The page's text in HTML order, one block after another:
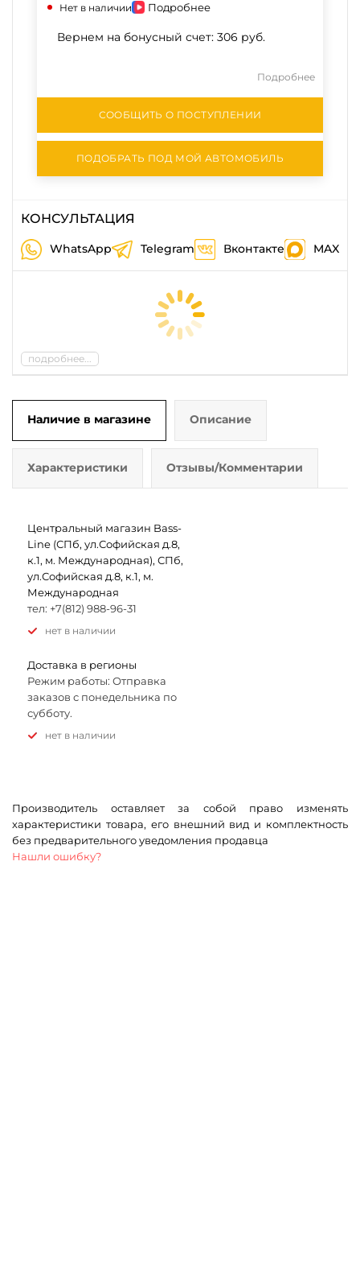
Нет в наличии Подробнее
Вернем на бонусный счет: 306 руб.
Подробнее
СООБЩИТЬ О ПОСТУПЛЕНИИ
ПОДОБРАТЬ ПОД МОЙ АВТОМОБИЛЬ
КОНСУЛЬТАЦИЯ
WhatsApp Telegram Вконтакте MAX
подробнее...
Наличие в магазине Описание
Характеристики Отзывы/Комментарии
Центральный магазин Bass-
Line (СПб, ул.Софийская д.8,
к.1, м. Международная), СПб,
ул.Софийская д.8, к.1, м.
Международная
тел: +7(812) 988-96-31
Нет в наличии
Доставка в регионы
Режим работы: Отправка
заказов с понедельника по
субботу.
Нет в наличии
Производитель оставляет за собой право изменять
характеристики товара, его внешний вид и комплектность
без предварительного уведомления продавца
Нашли ошибку?